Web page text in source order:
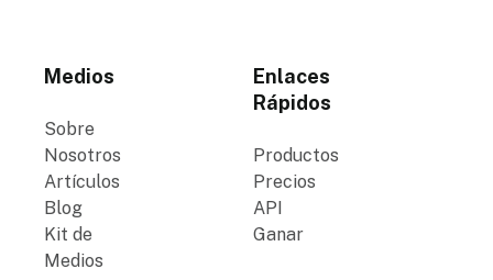
Medios
Sobre
Nosotros
Artículos
Blog
Kit de
Medios
Enlaces
Rápidos
Productos
Precios
API
Ganar